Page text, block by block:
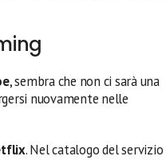
, sembra che non ci sarà una
nuovamente nelle
. Nel catalogo del servizio